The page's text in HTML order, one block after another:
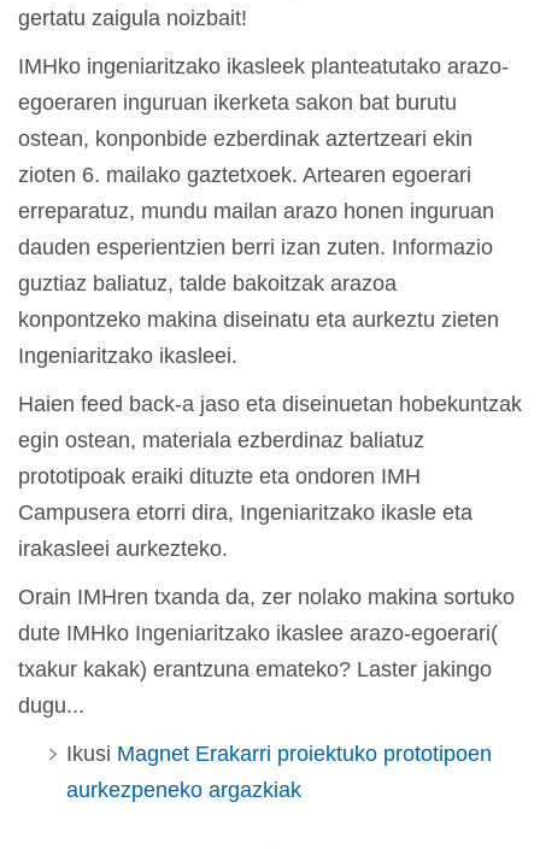
gertatu zaigula noizbait!
IMHko ingeniaritzako ikasleek planteatutako arazo-
egoeraren inguruan ikerketa sakon bat burutu
ostean, konponbide ezberdinak aztertzeari ekin
zioten 6. mailako gaztetxoek. Artearen egoerari
erreparatuz, mundu mailan arazo honen inguruan
dauden esperientzien berri izan zuten. Informazio
guztiaz baliatuz, talde bakoitzak arazoa
konpontzeko makina diseinatu eta aurkeztu zieten
Ingeniaritzako ikasleei.
Haien feed back-a jaso eta diseinuetan hobekuntzak
egin ostean, materiala ezberdinaz baliatuz
prototipoak eraiki dituzte eta ondoren IMH
Campusera etorri dira, Ingeniaritzako ikasle eta
irakasleei aurkezteko.
Orain IMHren txanda da, zer nolako makina sortuko
dute IMHko Ingeniaritzako ikaslee arazo-egoerari(
txakur kakak) erantzuna emateko? Laster jakingo
dugu...
Ikusi Magnet Erakarri proiektuko prototipoen
aurkezpeneko argazkiak